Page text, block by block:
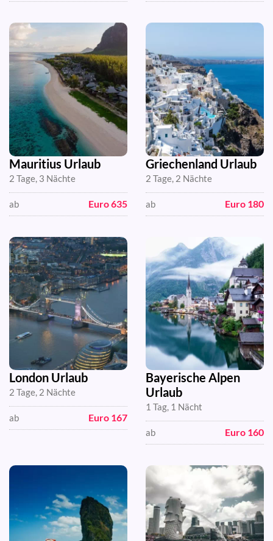
Mauritius Urlaub
2 Tage, 3 Nächte
ab Euro 635
Griechenland Urlaub
2 Tage, 2 Nächte
ab Euro 180
London Urlaub
2 Tage, 2 Nächte
ab Euro 167
Bayerische Alpen
Urlaub
1 Tag, 1 Nächt
ab Euro 160